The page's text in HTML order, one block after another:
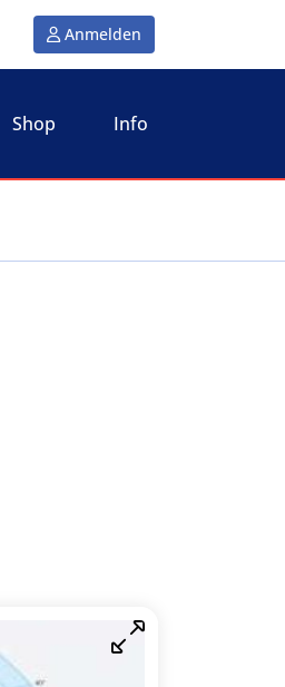
Anmelden
Shop Info